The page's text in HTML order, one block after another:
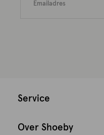
Service
Over Shoeby